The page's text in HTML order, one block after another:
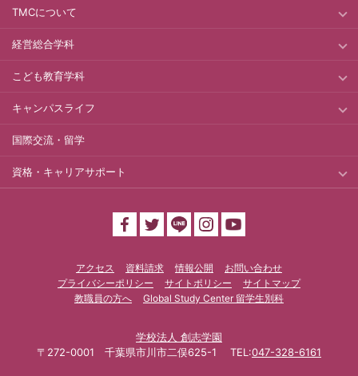
TMCについて
経営総合学科
こども教育学科
キャンパスライフ
国際交流・留学
資格・キャリアサポート
アクセス 資料請求 情報公開
お問い合わせ
プライバシーポリシー
サイトポリシー
サイトマップ
教職員の方へ
Global Study Center 留学生別科
学校法人 創志学園
〒272-0001 千葉県市川市二俣625-1 TEL:047-328-6161